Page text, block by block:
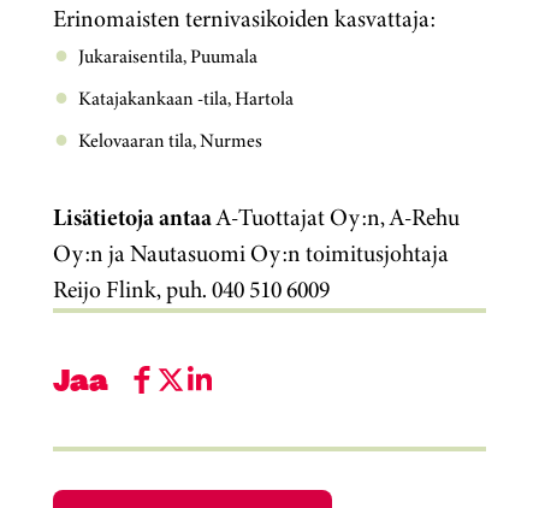
Erinomaisten ternivasikoiden kasvattaja:
Jukaraisentila, Puumala
Katajakankaan -tila, Hartola
Kelovaaran tila, Nurmes
Lisätietoja antaaA-Tuottajat Oy:n, A-Rehu
Oy:n ja Nautasuomi Oy:n toimitusjohtaja
Reijo Flink, puh. 040 510 6009
Jaa